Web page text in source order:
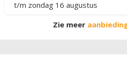
t/m zondag 16 augustus
Zie meer